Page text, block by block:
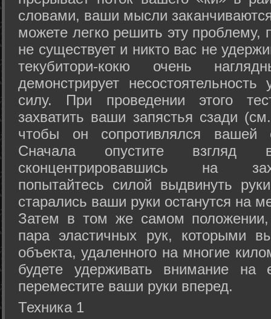
словами, ваши мысли
можете легко решить эту проблему,
не существует и никто вас не
текубитори-кокю очень
демонстрирует
силу. При проведении этого
захватить ваши запястья сзади
чтобы он сопротивлялся вашей
Сначала опустите
сконцентрировавшись на
попытайтесь силой выдвинуть
старались ваши руки останутся на
Затем в том же самом положении,
пара эластичных рук, которыми
объекта, удаленного на многие
будете удерживать внимание на
переместите ваши руки вперед.
Техника 1